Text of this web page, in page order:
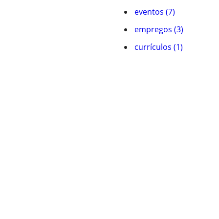
eventos (7)
empregos (3)
currículos (1)